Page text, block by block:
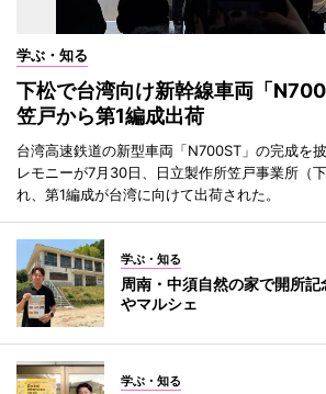
学ぶ・知る
下松で台湾向け新幹線車両「
笠戸から第1編成出荷
台湾高速鉄道の新型車両「N700ST」の完成を
レモニーが7月30日、日立製作所笠戸事業所（
れ、第1編成が台湾に向けて出荷された。
学ぶ・知る
周南・中須自然の家で開所
やマルシェ
学ぶ・知る